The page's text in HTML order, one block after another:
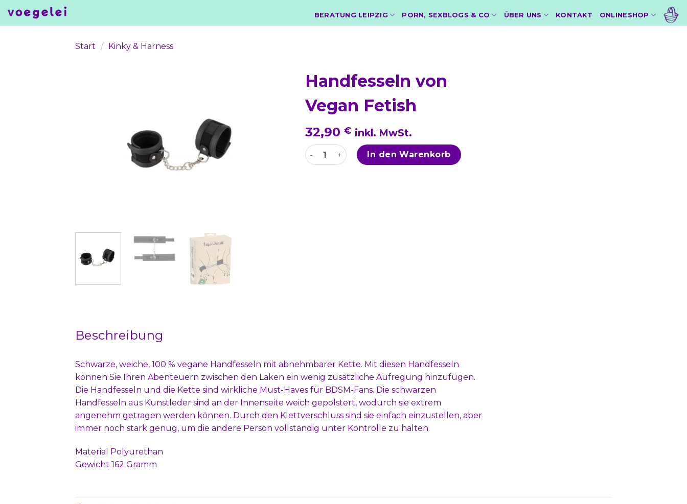
BERATUNG LEIPZIG PORN, SEXBLOGS & CO ÜBER UNS KONTAKT ONLINESHOP
Start / Kinky & Harness
Handfesseln von
Vegan Fetish
32,90 € inkl. MwSt.
Handfesseln von Vegan Fetish Menge
In den Warenkorb
Beschreibung
Schwarze, weiche, 100 % vegane Handfesseln mit abnehmbarer Kette. Mit diesen Handfesseln
können Sie Ihren Abenteuern zwischen den Laken ein wenig zusätzliche Aufregung hinzufügen.
Die Handfesseln und die Kette sind wirkliche Must-Haves für BDSM-Fans. Die schwarzen
Handfesseln aus Kunstleder sind an der Innenseite weich gepolstert, wodurch sie extrem
angenehm getragen werden können. Durch den Klettverschluss sind sie einfach einzustellen, aber
immer noch stark genug, um die andere Person vollständig unter Kontrolle zu halten.
Material Polyurethan
Gewicht 162 Gramm